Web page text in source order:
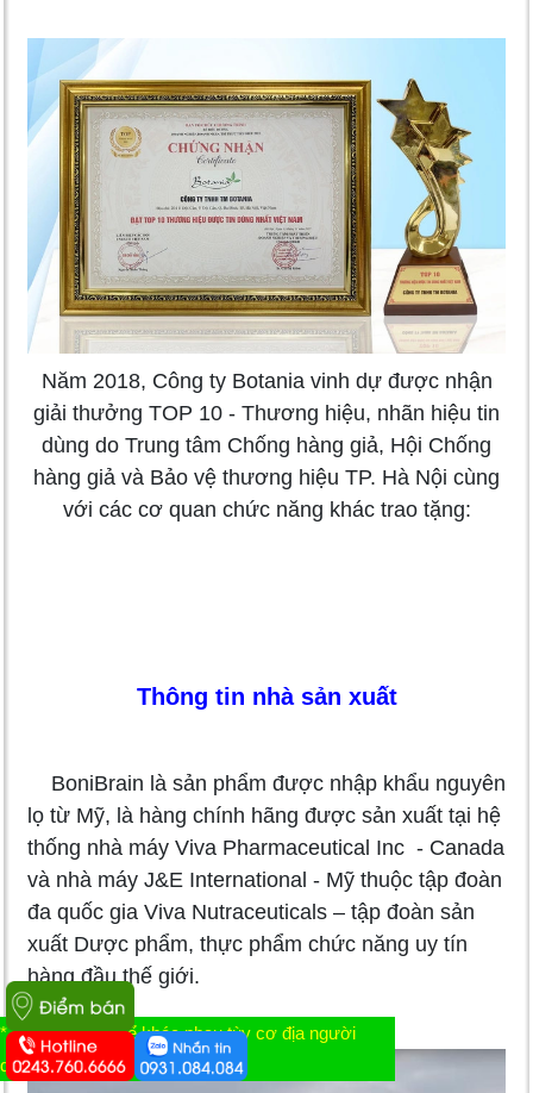
Năm 2018, Công ty Botania vinh dự được nhận
giải thưởng TOP 10 - Thương hiệu, nhãn hiệu tin
dùng do Trung tâm Chống hàng giả, Hội Chống
hàng giả và Bảo vệ thương hiệu TP. Hà Nội cùng
với các cơ quan chức năng khác trao tặng:
Thông tin nhà sản xuất
BoniBrain là sản phẩm được nhập khẩu nguyên
lọ từ Mỹ, là hàng chính hãng được sản xuất tại hệ
thống nhà máy Viva Pharmaceutical Inc - Canada
và nhà máy J&E International - Mỹ thuộc tập đoàn
đa quốc gia Viva Nutraceuticals – tập đoàn sản
xuất Dược phẩm, thực phẩm chức năng uy tín
hàng đầu thế giới.
* Tác dụng có thể khác nhau tùy cơ địa người
dùng